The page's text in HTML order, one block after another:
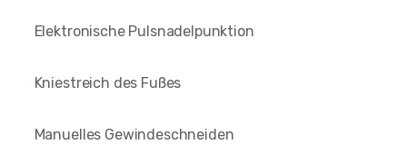
Elektronische Pulsnadelpunktion
Kniestreich des Fußes
Manuelles Gewindeschneiden